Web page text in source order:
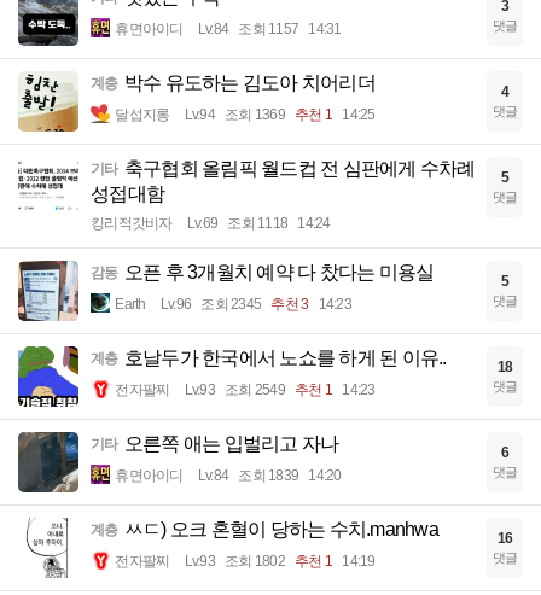
휴면아이디 Lv.84 조회 1157 14:31
3
댓글
계층 박수 유도하는 김도아 치어리더
달섭지롱 Lv.94 조회 1369 추천 1 14:25
4
댓글
기타 축구협회 올림픽 월드컵 전 심판에게 수차례
성접대함
킹리적갓비자 Lv.69 조회 1118 14:24
5
댓글
감동 오픈 후 3개월치 예약 다 찼다는 미용실
Earth Lv.96 조회 2345 추천 3 14:23
5
댓글
계층 호날두가 한국에서 노쇼를 하게 된 이유..
전자팔찌 Lv.93 조회 2549 추천 1 14:23
18
댓글
기타 오른쪽 애는 입벌리고 자나
휴면아이디 Lv.84 조회 1839 14:20
6
댓글
계층 ㅆㄷ) 오크 혼혈이 당하는 수치.manhwa
전자팔찌 Lv.93 조회 1802 추천 1 14:19
16
댓글